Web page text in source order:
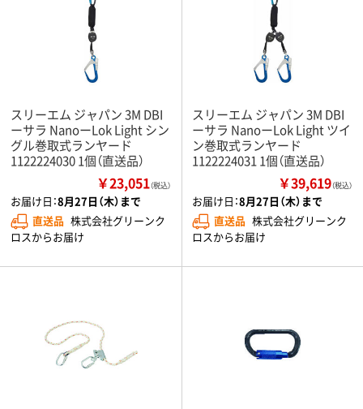
スリーエム ジャパン 3M DBI
ーサラ NanoーLok Light シン
グル巻取式ランヤード
1122224030 1個（直送品）
￥23,051（税込）
お届け日：8月27日（木）まで
直送品 株式会社グリーンク
ロスからお届け
スリーエム ジャパン 3M DBI
ーサラ NanoーLok Light ツイ
ン巻取式ランヤード
1122224031 1個（直送品）
￥39,619（税込）
お届け日：8月27日（木）まで
直送品 株式会社グリーンク
ロスからお届け